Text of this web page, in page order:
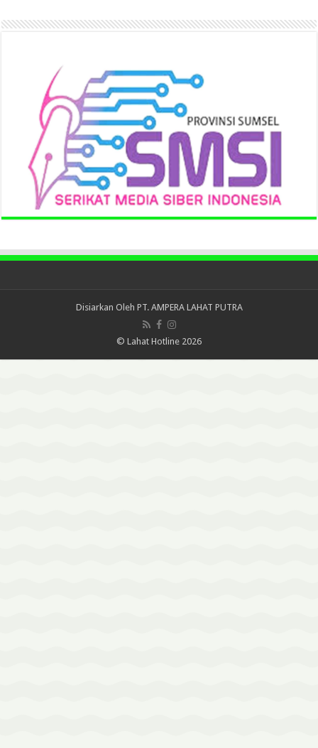
Disiarkan Oleh PT. AMPERA LAHAT PUTRA
© Lahat Hotline 2026